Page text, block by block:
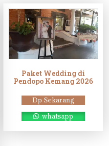
Paket Wedding di
Pendopo Kemang 2026
Dp Sekarang
whatsapp